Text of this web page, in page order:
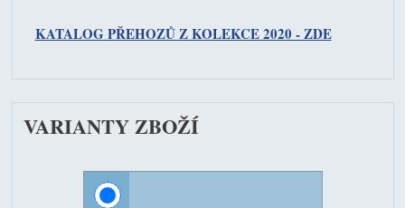
KATALOG PŘEHOZŮ Z KOLEKCE 2020 - ZDE
VARIANTY ZBOŽÍ